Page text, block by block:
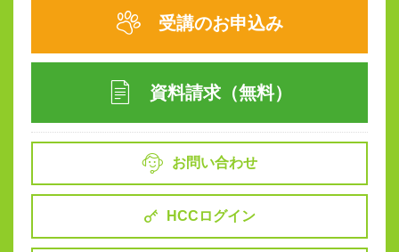
受講のお申込み
資料請求（無料）
お問い合わせ
HCCログイン